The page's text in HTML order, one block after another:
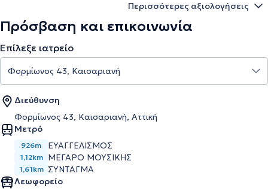
Περισσότερες αξιολογήσεις
Πρόσβαση και επικοινωνία
Επίλεξε ιατρείο
Διεύθυνση
Φορμίωνος 43, Καισαριανή, Αττική
Μετρό
926m ΕΥΑΓΓΕΛΙΣΜΟΣ
1,12km ΜΕΓΑΡΟ ΜΟΥΣΙΚΗΣ
1,61km ΣΥΝΤΑΓΜΑ
Λεωφορείο